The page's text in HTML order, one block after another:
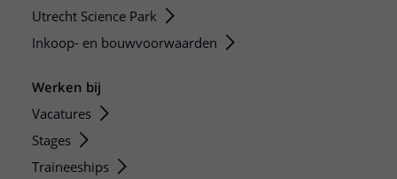
Utrecht Science Park
Inkoop- en bouwvoorwaarden
Werken bij
Vacatures
Stages
Traineeships